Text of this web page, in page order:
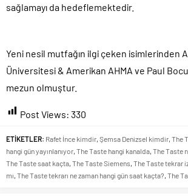
sağlamayı da hedeflemektedir.
Yeni nesil mutfağın ilgi çeken isimlerinden
Üniversitesi & Amerikan AHMA ve Paul
mezun olmuştur.
Post Views: 330
ETİKETLER: Rafet İnce kimdir Şemsa Denizsel kimdir The
hangi gün yayınlanıyor The Taste hangi kanalda The Taste
The Taste saat kaçta The Taste Siemens The Taste tekrar
mı The Taste tekrarı ne zaman hangi gün saat kaçta? The